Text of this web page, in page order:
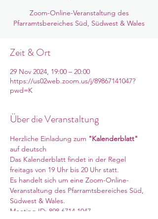
Zoom-Online-Veranstaltung des
Pfarramtsbereiches Süd, Südwest & Wales
Zeit & Ort
29 Nov 2024, 19:00 – 20:00
https://us02web.zoom.us/j/89867141047?
pwd=K
Über die Veranstaltung
Herzliche Einladung zum "Kalenderblatt"
auf deutsch
Das Kalenderblatt findet in der Regel
freitags von 19 Uhr bis 20 Uhr statt.
Es handelt sich um eine Zoom-Online-
Veranstaltung des Pfarramtsbereiches Süd,
Südwest & Wales.
Meeting ID: 898 6714 1047